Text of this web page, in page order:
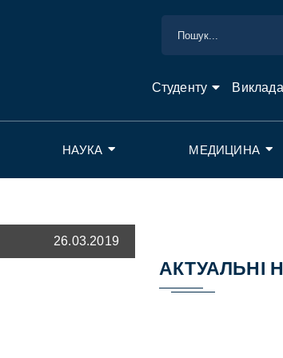
Студенту
НАУКА МЕДИЦИНА
26.03.2019
АКТУАЛЬНІ